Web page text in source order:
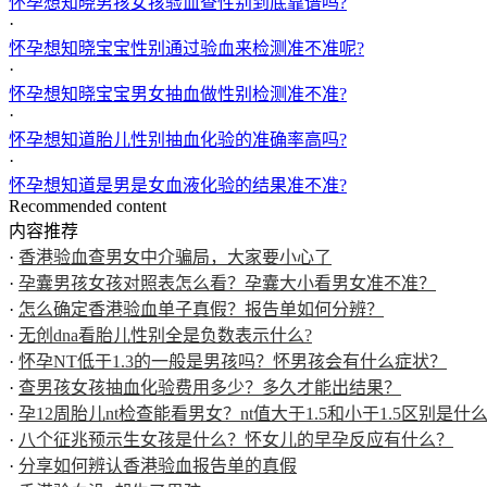
·
怀孕想知晓宝宝性别通过验血来检测准不准呢?
·
怀孕想知晓宝宝男女抽血做性别检测准不准?
·
怀孕想知道胎儿性别抽血化验的准确率高吗?
·
怀孕想知道是男是女血液化验的结果准不准?
Recommended content
内容推荐
· 香港验血查男女中介骗局，大家要小心了
· 孕囊男孩女孩对照表怎么看？孕囊大小看男女准不准？
· 怎么确定香港验血单子真假？报告单如何分辨？
· 无创dna看胎儿性别全是负数表示什么?
· 怀孕NT低于1.3的一般是男孩吗？怀男孩会有什么症状？
· 查男孩女孩抽血化验费用多少？多久才能出结果？
· 孕12周胎儿nt检查能看男女？nt值大于1.5和小于1.5区别是什
· 八个征兆预示生女孩是什么？怀女儿的早孕反应有什么？
· 分享如何辨认香港验血报告单的真假